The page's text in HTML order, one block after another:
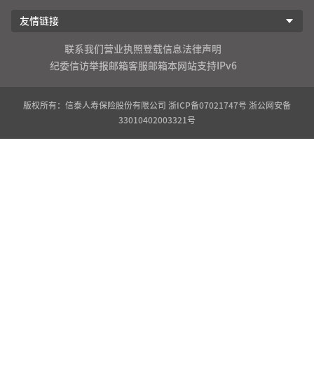
友情链接
联系我们 营业执照登载信息法律声明
纪委信访举报邮箱客服邮箱本网站支持IPv6
版权所有：信泰人寿保险股份有限公司 浙ICP备07021747号 浙公网安备
33010402003321号